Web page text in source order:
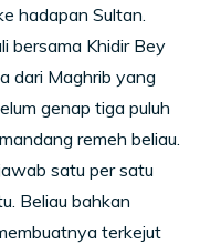
hadapan Sultan.
bersama Khidir Bey
dari Maghrib yang
genap tiga puluh
remeh beliau.
satu per satu
Beliau bahkan
terkejut